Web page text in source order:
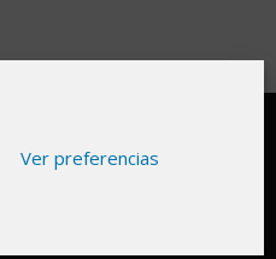
Ver preferencias
de nuestros